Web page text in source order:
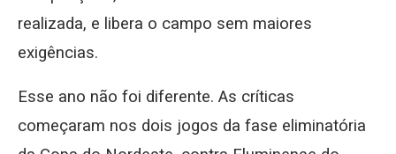
realizada, e libera o campo sem maiores
exigências.
Esse ano não foi diferente. As críticas
começaram nos dois jogos da fase eliminatória